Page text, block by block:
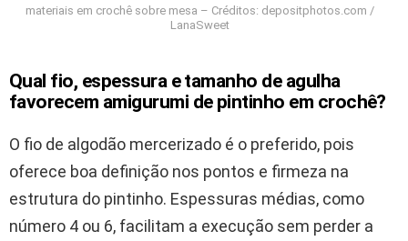
materiais em crochê sobre mesa – Créditos: depositphotos.com /
LanaSweet
Qual fio, espessura e tamanho de agulha
favorecem amigurumi de pintinho em crochê?
O fio de algodão mercerizado é o preferido, pois
oferece boa definição nos pontos e firmeza na
estrutura do pintinho. Espessuras médias, como
número 4 ou 6, facilitam a execução sem perder a